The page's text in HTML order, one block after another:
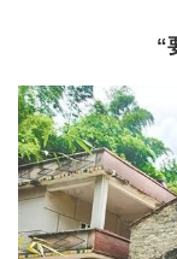
“